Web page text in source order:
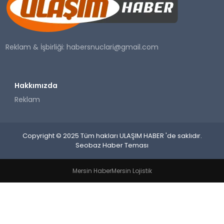
SAĞLIK
YAŞAM
Reklam & İşbirliği:habersnuclari@gmail.com
Hakkımızda
Reklam
Copyright © 2025 Tüm hakları ULAŞIM HABER 'de saklıdır.
Seobaz Haber Teması
Mersin HaberMersin Lojistik